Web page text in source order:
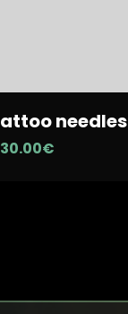
needles
30.00€